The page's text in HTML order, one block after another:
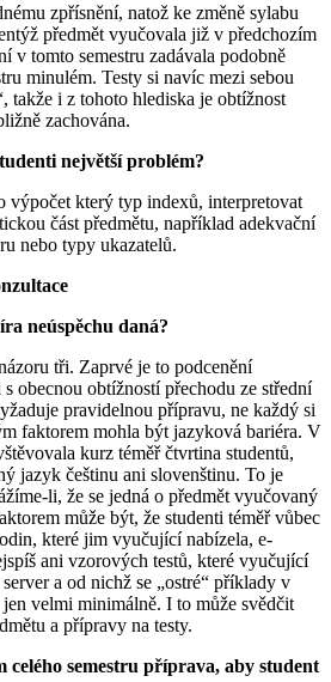
zpřísnění, natož ke změně sylabu
předmět vyučovala již v předchozím
v tomto semestru zadávala podobně
minulém. Testy si navíc mezi sebou
takže i z tohoto hlediska je obtížnost
zachována.
největší problém?
výpočet který typ indexů, interpretovat
část předmětu, například adekvační
nebo typy ukazatelů.
neúspěchu daná?
tři. Zaprvé je to podcenění
obecnou obtížností přechodu ze střední
pravidelnou přípravu, ne každý si
faktorem mohla být jazyková bariéra. V
kurz téměř čtvrtina studentů,
jazyk češtinu ani slovenštinu. To je
li, že se jedná o předmět vyučovaný
může být, že studenti téměř vůbec
které jim vyučující nabízela, e-
ani vzorových testů, které vyučující
a od nichž se „ostré“ příklady v
velmi minimálně. I to může svědčit
a přípravy na testy.
celého semestru příprava, aby student